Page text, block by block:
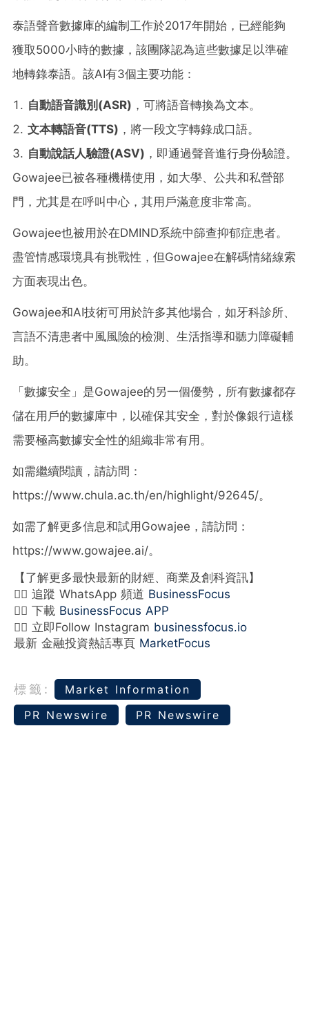
泰語聲音數據庫的編制工作於2017年開始，已經能夠
獲取5000小時的數據，該團隊認為這些數據足以準確
地轉錄泰語。該AI有3個主要功能：
自動語音識別 (ASR) ，可將語音轉換為文本。
文本轉語音(TTS) ，將一段文字轉錄成口語。
自動說話人驗證(ASV) ，即通過聲音進行身份驗證。
Gowajee已被各種機構使用，如大學、公共和私營部
門，尤其是在呼叫中心，其用戶滿意度非常高。
Gowajee也被用於在DMIND系統中篩查抑郁症患者。
盡管情感環境具有挑戰性，但Gowajee在解碼情緒線索
方面表現出色。
Gowajee和AI技術可用於許多其他場合，如牙科診所、
言語不清患者中風風險的檢測、生活指導和聽力障礙輔
助。
「數據安全」是Gowajee的另一個優勢，所有數據都存
儲在用戶的數據庫中，以確保其安全，對於像銀行這樣
需要極高數據安全性的組織非常有用。
如需繼續閱讀，請訪問：
https://www.chula.ac.th/en/highlight/92645/。
如需了解更多信息和試用Gowajee，請訪問：
https://www.gowajee.ai/。
【了解更多最快最新的財經、商業及創科資訊】
👉🏻 追蹤 WhatsApp 頻道 BusinessFocus
👉🏻 下載 BusinessFocus APP
👉🏻 立即Follow Instagram businessfocus.io
最新 金融投資熱話專頁 MarketFocus
標籤:
Market Information
PR Newswire
PR Newswire